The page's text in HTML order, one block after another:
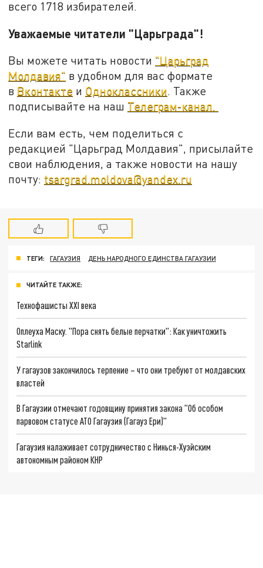
всего 1718 избирателей.
Уважаемые читатели "Царьграда"!
Вы можете читать новости "Царьград
Молдавия" в удобном для вас формате
в Вконтакте и Одноклассники. Также
подписывайте на наш Телеграм-канал.
Если вам есть, чем поделиться с
редакцией "Царьград Молдавия", присылайте
свои наблюдения, а также новости на нашу
почту: tsargrad.moldova@yandex.ru
ТЕГИ: ГАГАУЗИЯ ДЕНЬ НАРОДНОГО ЕДИНСТВА ГАГАУЗИИ
ЧИТАЙТЕ ТАКЖЕ:
Технофашисты XXI века
Оплеуха Маску. "Пора снять белые перчатки": Как уничтожить
Starlink
У гагаузов закончилось терпение – что они требуют от молдавских
властей
В Гагаузии отмечают годовщину принятия закона "Об особом
парвовом статусе АТО Гагаузия (Гагауз Ери)"
Гагаузия налаживает сотрудничество с Нинься-Хуэйским
автономным районом КНР